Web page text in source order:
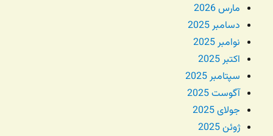
مارس 2026
دسامبر 2025
نوامبر 2025
اکتبر 2025
سپتامبر 2025
آگوست 2025
جولای 2025
ژوئن 2025